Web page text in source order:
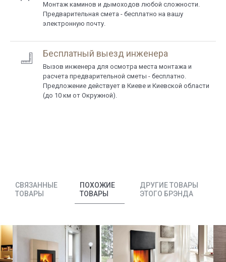
Монтаж каминов и дымоходов любой сложности.
Предварительная смета - бесплатно на вашу
электронную почту.
Бесплатный выезд инженера
Вызов инженера для осмотра места монтажа и
расчета предварительной сметы - бесплатно.
Предложение действует в Киеве и Киевской области
(до 10 км от Окружной).
СВЯЗАННЫЕ
ТОВАРЫ
ПОХОЖИЕ
ТОВАРЫ
ДРУГИЕ ТОВАРЫ
ЭТОГО БРЭНДА